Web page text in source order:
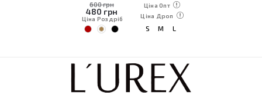
600 грн
480 грн
Ціна Роздріб
Ціна Опт
Ціна Дроп
S M L